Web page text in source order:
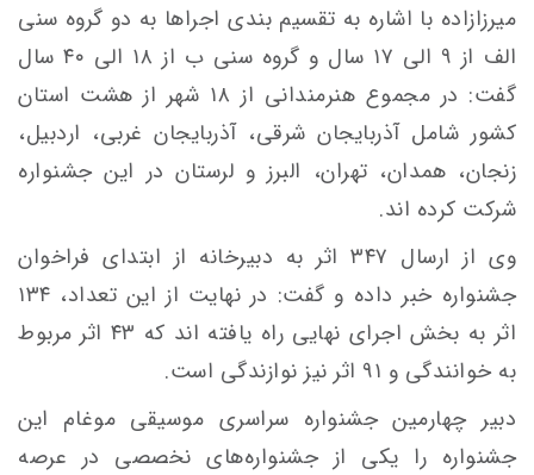
میرزازاده با اشاره به تقسیم بندی اجراها به دو گروه سنی
الف از ۹ الی ۱۷ سال و گروه سنی ب از ۱۸ الی ۴۰ سال
گفت: در مجموع هنرمندانی از ۱۸ شهر از هشت استان
کشور شامل آذربایجان شرقی، آذربایجان غربی، اردبیل،
زنجان، همدان، تهران، البرز و لرستان در این جشنواره
شرکت کرده اند.
وی از ارسال ۳۴۷ اثر به دبیرخانه از ابتدای فراخوان
جشنواره خبر داده و گفت: در نهایت از این تعداد، ۱۳۴
اثر به بخش اجرای نهایی راه یافته اند که ۴۳ اثر مربوط
به خوانندگی و ۹۱ اثر نیز نوازندگی است.
دبیر چهارمین جشنواره سراسری موسیقی موغام این
جشنواره را یکی از جشنواره‌های نخصصی در عرصه